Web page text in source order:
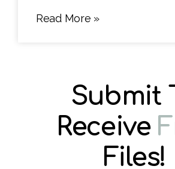
Read More »
Submit
Receive
Files!